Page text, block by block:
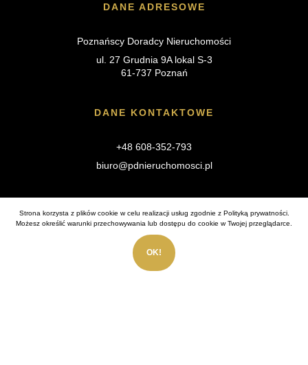
DANE ADRESOWE
Poznańscy Doradcy Nieruchomości
ul. 27 Grudnia 9A lokal S-3
61-737 Poznań
DANE KONTAKTOWE
+48 608-352-793
biuro@pdnieruchomosci.pl
O nas
Usługi
Strona korzysta z plików cookie w celu realizacji usług zgodnie z Polityką prywatności.
Możesz określić warunki przechowywania lub dostępu do cookie w Twojej przeglądarce.
OK!